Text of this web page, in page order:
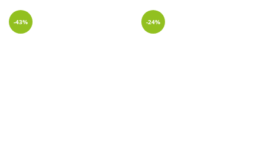
-43% -24%